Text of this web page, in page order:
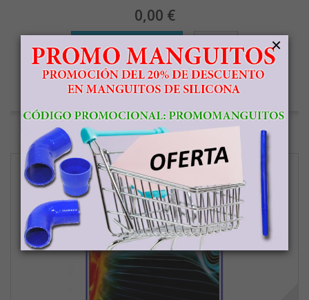
0,00 €
Añadir al carrito Más
En stock
Agregar para comparar
×